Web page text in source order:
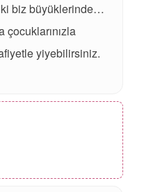
biz büyüklerinde…
çocuklarınızla
yiyebilirsiniz.